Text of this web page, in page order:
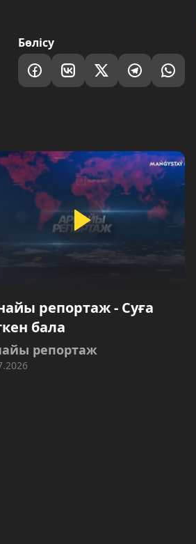
Бөлісу
репортаж - Суға
бала
репортаж